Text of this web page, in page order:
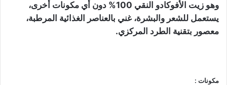
وهو زيت الأفوكادو النقي 100% دون أي مكونات أخرى،
يستعمل للشعر والبشرة، غني بالعناصر الغذائية المرطبة،
معصور بتقنية الطرد المركزي.
مكونات :